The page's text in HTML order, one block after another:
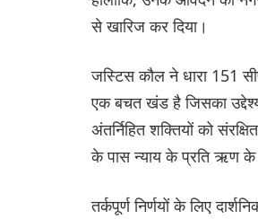
से खारिज कर दिया।
जस्टिस कौल ने धारा 151
एक बचत खंड है जिसका
अंतर्निहित शक्तियों को
के पास न्याय के प्रति ऋण के
तर्कपूर्ण निर्णयों के लिए